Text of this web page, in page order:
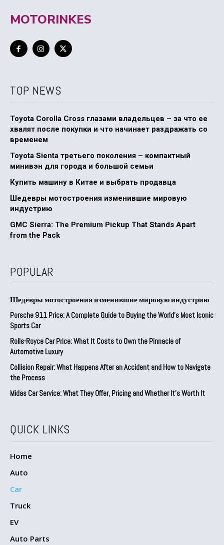
MOTORINKES
TOP NEWS
Toyota Corolla Cross глазами владельцев – за что ее
хвалят после покупки и что начинает раздражать со
временем
Toyota Sienta третьего поколения – компактный
минивэн для города и большой семьи
Купить машину в Китае и выбрать продавца
Шедевры мотостроения изменившие мировую
индустрию
GMC Sierra: The Premium Pickup That Stands Apart
from the Pack
POPULAR
Шедевры мотостроения изменившие мировую индустрию
Porsche 911 Price: A Complete Guide to Buying the World’s Most Iconic
Sports Car
Rolls-Royce Car Price: What It Costs to Own the Pinnacle of
Automotive Luxury
Collision Repair: What Happens After an Accident and How to Navigate
the Process
Midas Car Service: What They Offer, Pricing and Whether It’s Worth It
QUICK LINKS
Home
Auto
Car
Truck
EV
Auto Parts